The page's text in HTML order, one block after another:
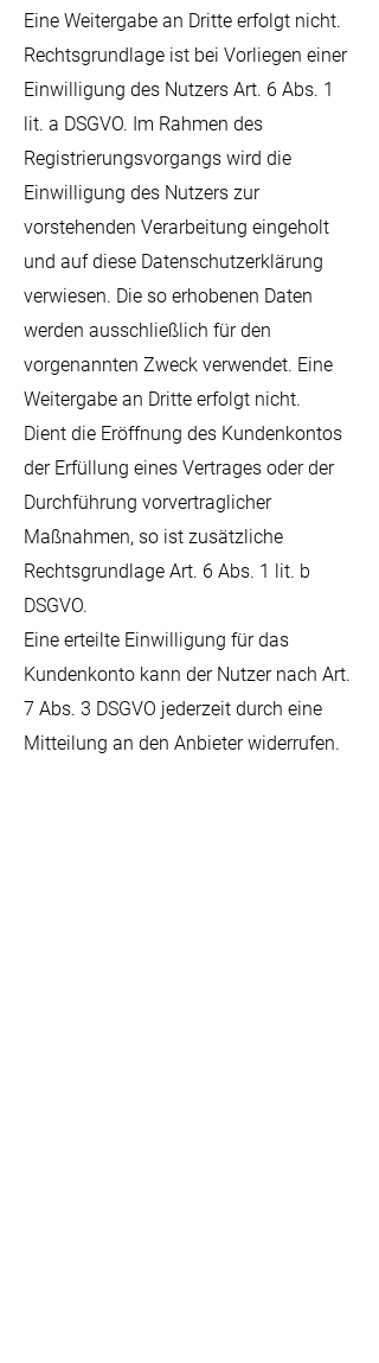
Eine Weitergabe an Dritte erfolgt nicht.
Rechtsgrundlage ist bei Vorliegen einer
Einwilligung des Nutzers Art. 6 Abs. 1
lit. a DSGVO. Im Rahmen des
Registrierungsvorgangs wird die
Einwilligung des Nutzers zur
vorstehenden Verarbeitung eingeholt
und auf diese Datenschutzerklärung
verwiesen. Die so erhobenen Daten
werden ausschließlich für den
vorgenannten Zweck verwendet. Eine
Weitergabe an Dritte erfolgt nicht.
Dient die Eröffnung des Kundenkontos
der Erfüllung eines Vertrages oder der
Durchführung vorvertraglicher
Maßnahmen, so ist zusätzliche
Rechtsgrundlage Art. 6 Abs. 1 lit. b
DSGVO.
Eine erteilte Einwilligung für das
Kundenkonto kann der Nutzer nach Art.
7 Abs. 3 DSGVO jederzeit durch eine
Mitteilung an den Anbieter widerrufen.